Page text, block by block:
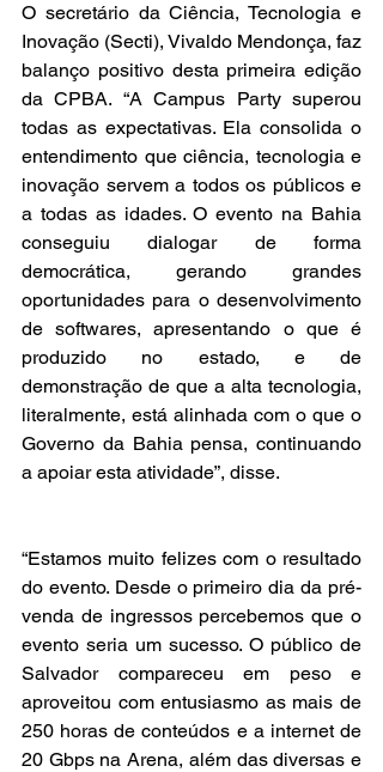
O secretário da Ciência, Tecnologia e
Inovação (Secti), Vivaldo Mendonça, faz
balanço positivo desta primeira edição
da CPBA. “A Campus Party superou
todas as expectativas. Ela consolida o
entendimento que ciência, tecnologia e
inovação servem a todos os públicos e
a todas as idades. O evento na Bahia
conseguiu dialogar de forma
democrática, gerando grandes
oportunidades para o desenvolvimento
de softwares, apresentando o que é
produzido no estado, e de
demonstração de que a alta tecnologia,
literalmente, está alinhada com o que o
Governo da Bahia pensa, continuando
a apoiar esta atividade”, disse.
“Estamos muito felizes com o resultado
do evento. Desde o primeiro dia da pré-
venda de ingressos percebemos que o
evento seria um sucesso. O público de
Salvador compareceu em peso e
aproveitou com entusiasmo as mais de
250 horas de conteúdos e a internet de
20 Gbps na Arena, além das diversas e